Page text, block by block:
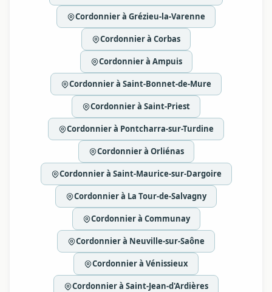
Cordonnier à Grézieu-la-Varenne
Cordonnier à Corbas
Cordonnier à Ampuis
Cordonnier à Saint-Bonnet-de-Mure
Cordonnier à Saint-Priest
Cordonnier à Pontcharra-sur-Turdine
Cordonnier à Orliénas
Cordonnier à Saint-Maurice-sur-Dargoire
Cordonnier à La Tour-de-Salvagny
Cordonnier à Communay
Cordonnier à Neuville-sur-Saône
Cordonnier à Vénissieux
Cordonnier à Saint-Jean-d'Ardières